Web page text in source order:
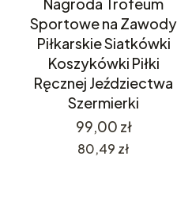
Sportowe na Zawody
Piłkarskie Siatkówki
Koszykówki Piłki
Ręcznej Jeździectwa
Szermierki
Cena
99,00 zł
Cena
80,49 zł